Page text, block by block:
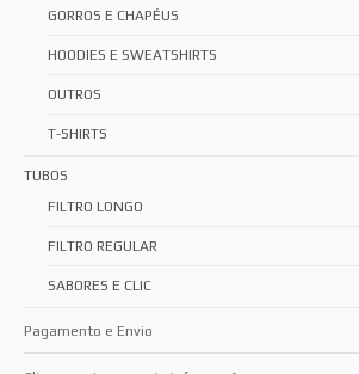
GORROS E CHAPÉUS
HOODIES E SWEATSHIRTS
OUTROS
T-SHIRTS
TUBOS
FILTRO LONGO
FILTRO REGULAR
SABORES E CLIC
Pagamento e Envio